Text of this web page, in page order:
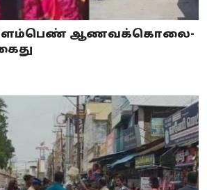
ஆணவக்கொலை-